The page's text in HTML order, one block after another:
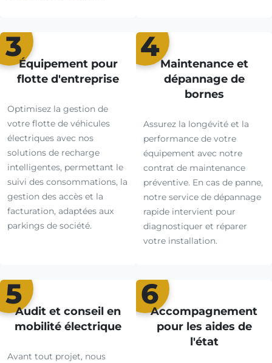
3
Équipement pour
flotte d'entreprise
Optimisez la gestion de
votre flotte de véhicules
électriques avec nos
solutions de recharge
intelligentes, permettant le
suivi des consommations, la
gestion des accès et la
facturation, adaptées aux
parkings de société.
4
Maintenance et
dépannage de
bornes
Assurez la longévité et la
performance de votre
équipement avec notre
contrat de maintenance
préventive. En cas de panne,
notre service de dépannage
rapide intervient pour
diagnostiquer et réparer
votre installation.
5
Audit et conseil en
mobilité électrique
Avant tout projet, nous
6
Accompagnement
pour les aides de
l'état